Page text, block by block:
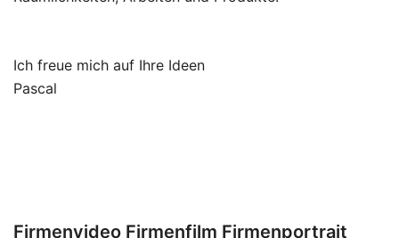
Ich freue mich auf Ihre Ideen
Pascal
Firmenvideo Firmenfilm Firmenportrait